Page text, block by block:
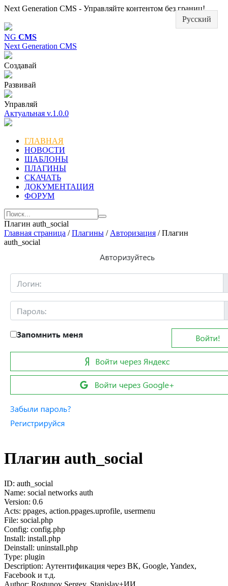
Next Generation CMS - Управляйте контентом без границ!
NG CMS
Next Generation CMS
Создавай
Развивай
Управляй
Актуальная v.1.0.0
ГЛАВНАЯ
НОВОСТИ
ШАБЛОНЫ
ПЛАГИНЫ
СКАЧАТЬ
ДОКУМЕНТАЦИЯ
ФОРУМ
Плагин auth_social
Главная страница /Плагины / Авторизация / Плагин
auth_social
Плагин auth_social
ID: auth_social
Name: social networks auth
Version: 0.6
Acts: ppages, action.ppages.uprofile, usermenu
File: social.php
Config: config.php
Install: install.php
Deinstall: uninstall.php
Type: plugin
Description: Аутентификация через ВК, Google, Yandex,
Facebook и т.д.
Author: Rostunov Sergey, Stanislav+ИИ
Русский